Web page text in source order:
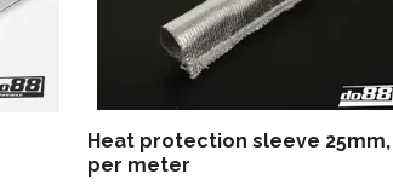
Heat protection sleeve 25mm,
per meter